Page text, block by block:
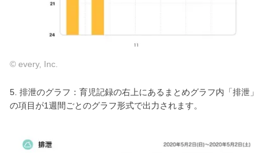
© every, Inc.
5. 排泄のグラフ：育児記録の右上にあるまとめグラフ内「排泄」
の項目が1週間ごとのグラフ形式で出力されます。